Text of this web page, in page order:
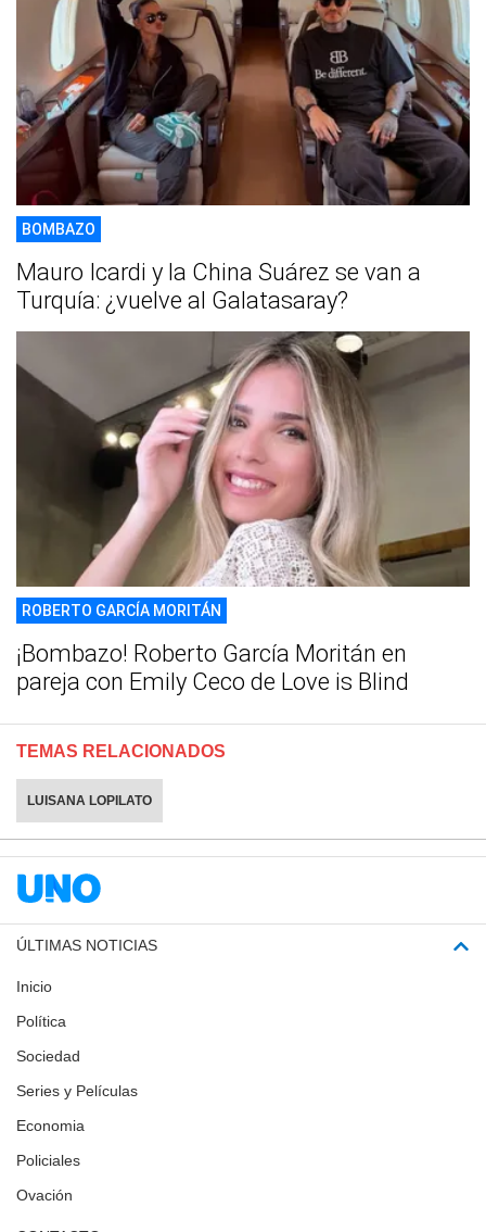
BOMBAZO
Mauro Icardi y la China Suárez se van a
Turquía: ¿vuelve al Galatasaray?
ROBERTO GARCÍA MORITÁN
¡Bombazo! Roberto García Moritán en
pareja con Emily Ceco de Love is Blind
TEMAS RELACIONADOS
LUISANA LOPILATO
ÚLTIMAS NOTICIAS
Inicio
Política
Sociedad
Series y Películas
Economia
Policiales
Ovación